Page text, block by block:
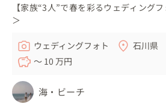
【家族“3人”で春を彩るウェディング
＞
ウェディングフォト
石川県
〜 10 万円
海・ビーチ